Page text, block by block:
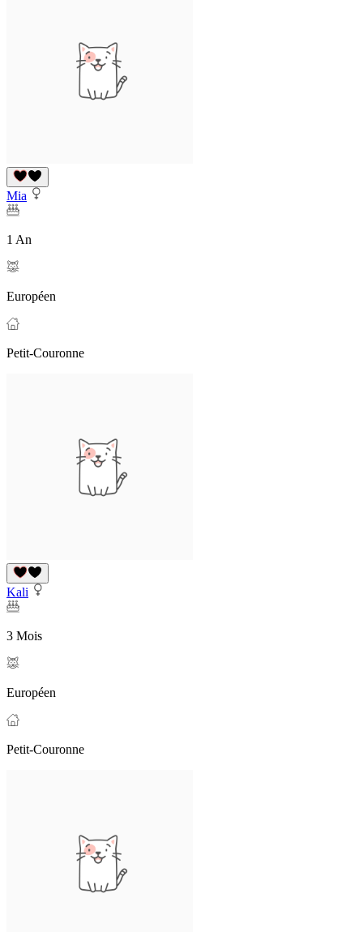
Mia
1 An
Européen
Petit-Couronne
Kali
3 Mois
Européen
Petit-Couronne